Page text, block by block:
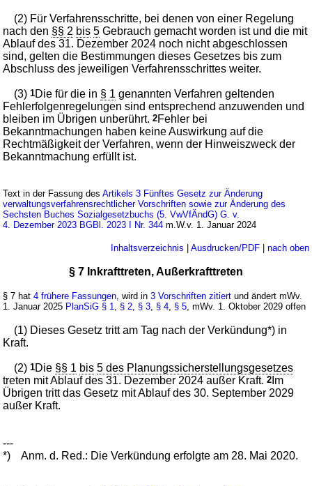
(2) Für Verfahrensschritte, bei denen von einer Regelung
nach den §§ 2 bis 5 Gebrauch gemacht worden ist und die mit
Ablauf des 31. Dezember 2024 noch nicht abgeschlossen
sind, gelten die Bestimmungen dieses Gesetzes bis zum
Abschluss des jeweiligen Verfahrensschrittes weiter.
(3)1Die für die in § 1 genannten Verfahren geltenden
Fehlerfolgenregelungen sind entsprechend anzuwenden und
bleiben im Übrigen unberührt.2Fehler bei
Bekanntmachungen haben keine Auswirkung auf die
Rechtmäßigkeit der Verfahren, wenn der Hinweiszweck der
Bekanntmachung erfüllt ist.
Text in der Fassung desArtikels 3 Fünftes Gesetz zur Änderung
verwaltungsverfahrensrechtlicher Vorschriften sowie zur Änderung des
Sechsten Buches Sozialgesetzbuchs (5. VwVfÄndG) G. v.
4. Dezember 2023 BGBl. 2023 I Nr. 344 m.W.v. 1. Januar 2024
Inhaltsverzeichnis | Ausdrucken/PDF| nach oben
§ 7 Inkrafttreten, Außerkrafttreten
§ 7 hat4 frühere Fassungen , wird in3 Vorschriften zitiert und ändert mWv.
1. Januar 2025 PlanSiG § 1 § 2 § 3 § 4 § 5 , mWv. 1. Oktober 2029 offen
(1) Dieses Gesetz tritt am Tag nach der Verkündung*) in
Kraft.
(2)1Die §§ 1 bis 5 des Planungssicherstellungsgesetzes
treten mit Ablauf des 31. Dezember 2024 außer Kraft.2 Im
Übrigen tritt das Gesetz mit Ablauf des 30. September 2029
außer Kraft.
---
*)
Anm. d. Red.: Die Verkündung erfolgte am 28. Mai 2020.